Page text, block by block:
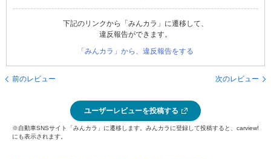
下記のリンクから「みんカラ」に遷移して、
違反報告ができます。
「みんカラ」から、違反報告をする
前のレビュー 次のレビュー
ユーザーレビューを投稿する
※自動車SNSサイト「みんカラ」に遷移します。みんカラに登録して投稿すると、carview!
にも表示されます。